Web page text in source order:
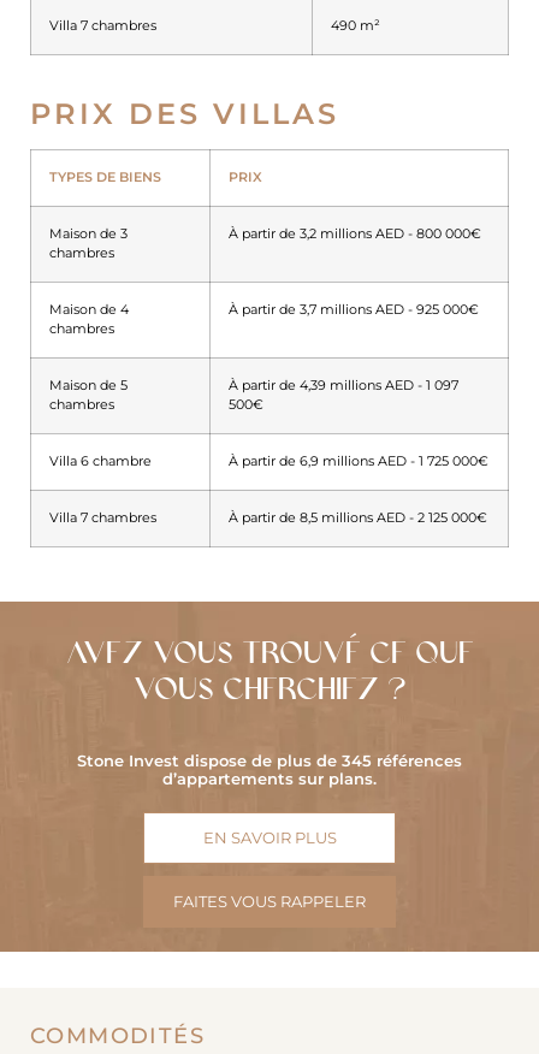
Villa 7 chambres 490 m²
PRIX DES VILLAS
TYPES DE BIENS PRIX
Maison de 3
chambres
À partir de 3,2 millions AED - 800 000€
Maison de 4
chambres
À partir de 3,7 millions AED - 925 000€
Maison de 5
chambres
À partir de 4,39 millions AED - 1 097
500€
Villa 6 chambre À partir de 6,9 millions AED - 1 725 000€
Villa 7 chambres À partir de 8,5 millions AED - 2 125 000€
AVEZ-VOUS TROUVÉ CE QUE
VOUS CHERCHIEZ ?
Stone Invest dispose de plus de 345 références
d’appartements sur plans.
EN SAVOIR PLUS
FAITES VOUS RAPPELER
COMMODITÉS